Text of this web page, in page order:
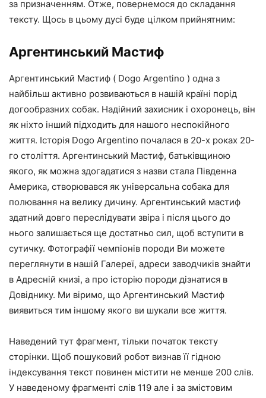
за призначенням. Отже, повернемося до складання
тексту. Щось в цьому дусі буде цілком прийнятним:
Аргентинський Мастиф
Аргентинський Мастиф ( Dogo Argentino ) одна з
найбільш активно розвиваються в нашій країні порід
догообразних собак. Надійний захисник і охоронець, він
як ніхто інший підходить для нашого неспокійного
життя. Історія Dogo Argentino почалася в 20-х роках 20-
го століття. Аргентинський Мастиф, батьківщиною
якого, як можна здогадатися з назви стала Південна
Америка, створювався як універсальна собака для
полювання на велику дичину. Аргентинський мастиф
здатний довго переслідувати звіра і після цього до
нього залишається ще достатньо сил, щоб вступити в
сутичку. Фотографії чемпіонів породи Ви можете
переглянути в нашій Галереї, адреси заводчиків знайти
в Адресній книзі, а про історію породи дізнатися в
Довіднику. Ми віримо, що Аргентинський Мастиф
виявиться тим іншому якого ви шукали все життя.
Наведений тут фрагмент, тільки початок тексту
сторінки. Щоб пошуковий робот визнав її гідною
індексування текст повинен містити не менше 200 слів.
У наведеному фрагменті слів 119 але і за змістовим